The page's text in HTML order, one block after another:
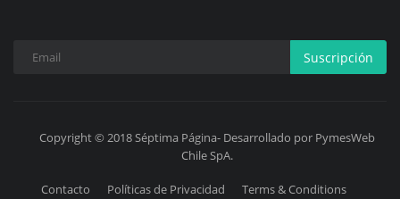
Suscripción
Copyright © 2018 Séptima Página- Desarrollado por PymesWeb
Chile SpA.
Contacto Políticas de Privacidad Terms & Conditions